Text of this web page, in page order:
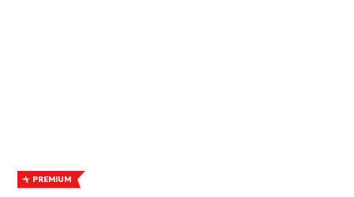
PREMIUM